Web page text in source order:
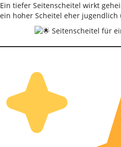
Ein tiefer Seitenscheitel wirkt
ein hoher Scheitel eher jugendlich